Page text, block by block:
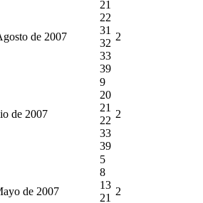
de 2007
21
22
31
32
33
39
2
de 2007
9
20
21
22
33
39
2
de 2007
5
8
13
21
2